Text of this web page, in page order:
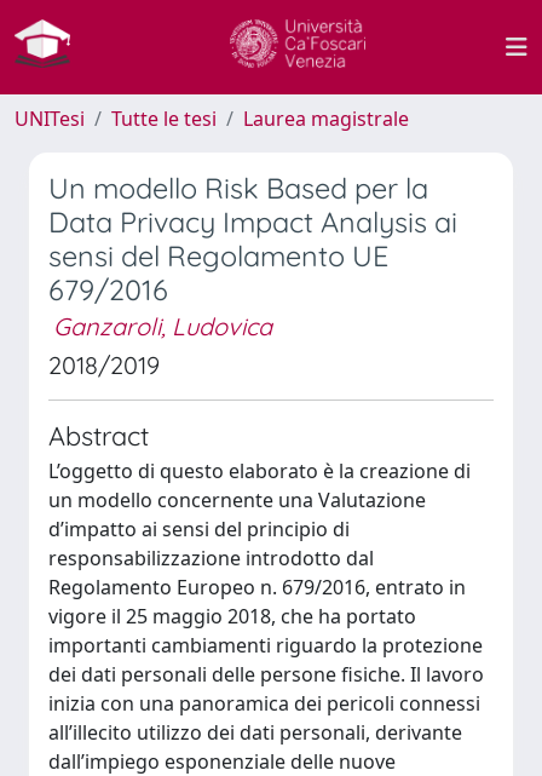
UNITesi Tutte le tesi Laurea magistrale
Un modello Risk Based per la
Data Privacy Impact Analysis ai
sensi del Regolamento UE
679/2016
Ganzaroli, Ludovica
2018/2019
Abstract
L’oggetto di questo elaborato è la creazione di
un modello concernente una Valutazione
d’impatto ai sensi del principio di
responsabilizzazione introdotto dal
Regolamento Europeo n. 679/2016, entrato in
vigore il 25 maggio 2018, che ha portato
importanti cambiamenti riguardo la protezione
dei dati personali delle persone fisiche. Il lavoro
inizia con una panoramica dei pericoli connessi
all’illecito utilizzo dei dati personali, derivante
dall’impiego esponenziale delle nuove